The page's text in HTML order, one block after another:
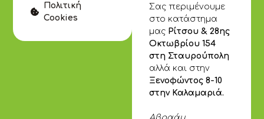
Σας περιμένουμε
στο κατάστημα
μας Ρίτσου & 28ης
Οκτωβρίου 154
στη Σταυρούπολη
αλλά και στην
Ξενοφώντος 8-10
στην Καλαμαριά.
Πολιτική
Cookies